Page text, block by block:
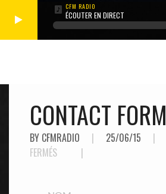
ÉCOUTER EN DIRECT
CONTACT FORM
BY CFMRADIO | 25/06/15 |
FERMÉS
SUR|